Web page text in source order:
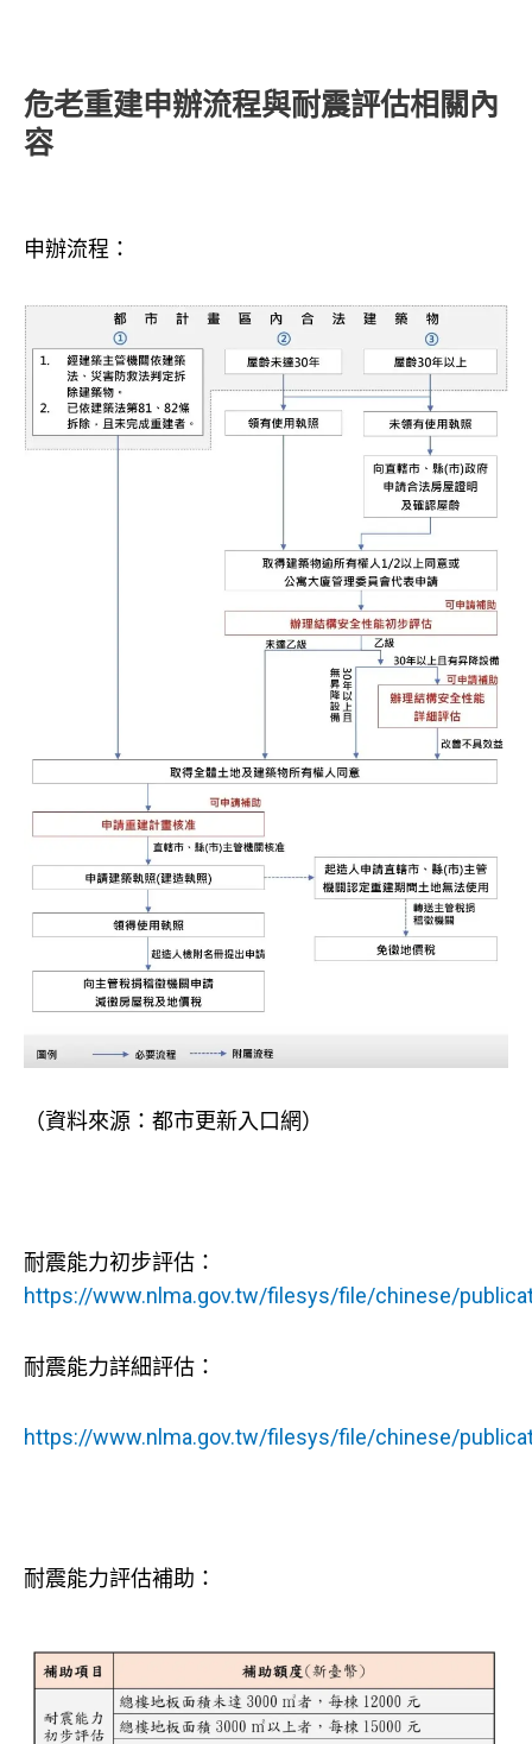
危老重建申辦流程與耐震評估相關內
容
申辦流程：
（資料來源：都市更新入口網）
耐震能力初步評估：
https://www.nlma.gov.tw/filesys/file/chinese/
耐震能力詳細評估：
https://www.nlma.gov.tw/filesys/file/chinese/
耐震能力評估補助：